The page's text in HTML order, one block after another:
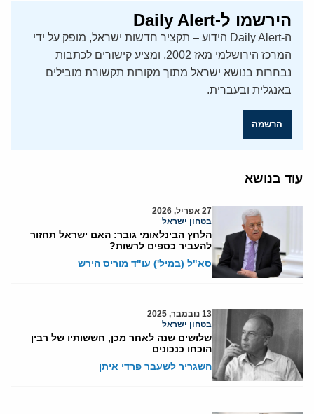
הירשמו ל-Daily Alert
ה-Daily Alert הידוע – תקציר חדשות ישראל, מופק על ידי
המרכז הירושלמי מאז 2002, ומציע קישורים לכתבות
נבחרות בנושא ישראל מתוך מקורות תקשורת מובילים
באנגלית ובעברית.
הרשמה
עוד בנושא
27 אפריל, 2026
בטחון ישראל
הלחץ הבינלאומי גובר: האם ישראל תחזור
להעביר כספים לרשות?
סא"ל (במיל') עו"ד מוריס הירש
13 נובמבר, 2025
בטחון ישראל
שלושים שנה לאחר מכן, חששותיו של רבין
הוכחו כנכונים
השגריר לשעבר פרדי איתן